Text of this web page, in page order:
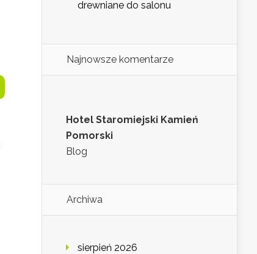
drewniane do salonu
Najnowsze komentarze
Hotel Staromiejski Kamień
Pomorski
Blog
Archiwa
sierpień 2026